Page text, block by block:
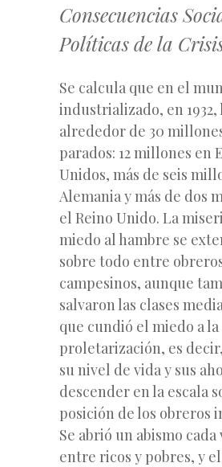
Consecuencias
Políticas de la
Se calcula que en el
industrializado, en 1932,
alrededor de 30
parados: 12 millones en
Unidos, más de seis
Alemania y más de dos
el Reino Unido. La
miedo al hambre se
sobre todo entre
campesinos, aunque
salvaron las clases
que cundió el miedo a la
proletarización, es
su nivel de vida y sus
descender en la escala
posición de los obreros
Se abrió un abismo
entre ricos y pobres, y el